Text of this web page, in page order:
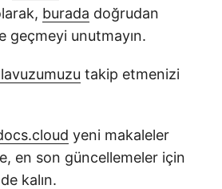
burada doğrudan
geçmeyi unutmayın.
takip etmenizi
yeni makaleler
en son güncellemeler için
kalın.